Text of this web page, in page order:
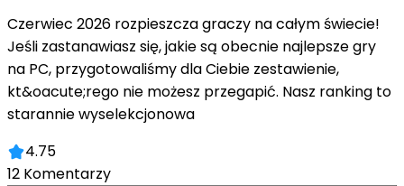
Czerwiec 2026 rozpieszcza graczy na całym świecie!
Jeśli zastanawiasz się, jakie są obecnie najlepsze gry
na PC, przygotowaliśmy dla Ciebie zestawienie,
kt&oacute;rego nie możesz przegapić. Nasz ranking to
starannie wyselekcjonowa
4.75
12 Komentarzy